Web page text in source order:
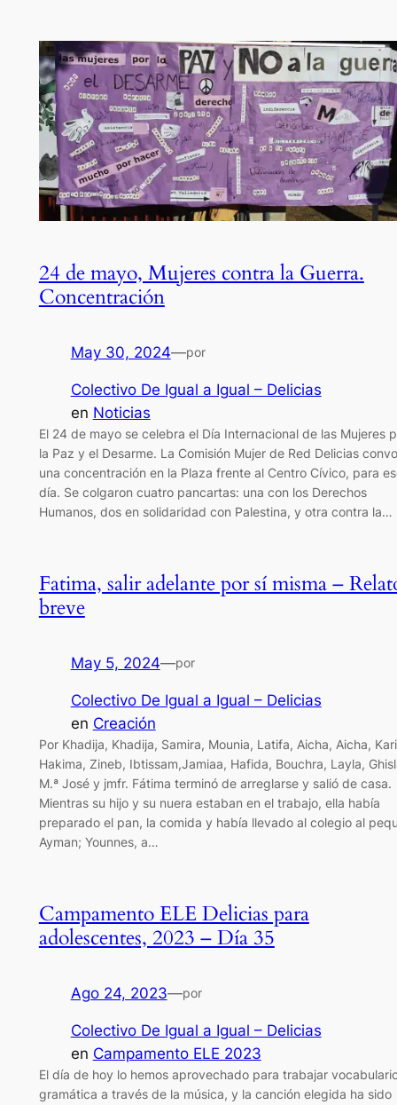
24 de mayo, Mujeres contra la Guerra.
Concentración
May 30, 2024—por
Colectivo De Igual a Igual – Delicias
en Noticias
El 24 de mayo se celebra el Día Internacional de las Mujeres
la Paz y el Desarme. La Comisión Mujer de Red Delicias
una concentración en la Plaza frente al Centro Cívico, para
día. Se colgaron cuatro pancartas: una con los Derechos
Humanos, dos en solidaridad con Palestina, y otra contra la…
Fatima, salir adelante por sí misma –
breve
May 5, 2024—por
Colectivo De Igual a Igual – Delicias
en Creación
Por Khadija, Khadija, Samira, Mounia, Latifa, Aicha, Aicha,
Hakima, Zineb, Ibtissam,Jamiaa, Hafida, Bouchra, Layla,
M.ª José y jmfr. Fátima terminó de arreglarse y salió de casa.
Mientras su hijo y su nuera estaban en el trabajo, ella había
preparado el pan, la comida y había llevado al colegio al
Ayman; Younnes, a…
Campamento ELE Delicias para
adolescentes, 2023 – Día 35
Ago 24, 2023—por
Colectivo De Igual a Igual – Delicias
en Campamento ELE 2023
El día de hoy lo hemos aprovechado para trabajar
gramática a través de la música, y la canción elegida ha sido